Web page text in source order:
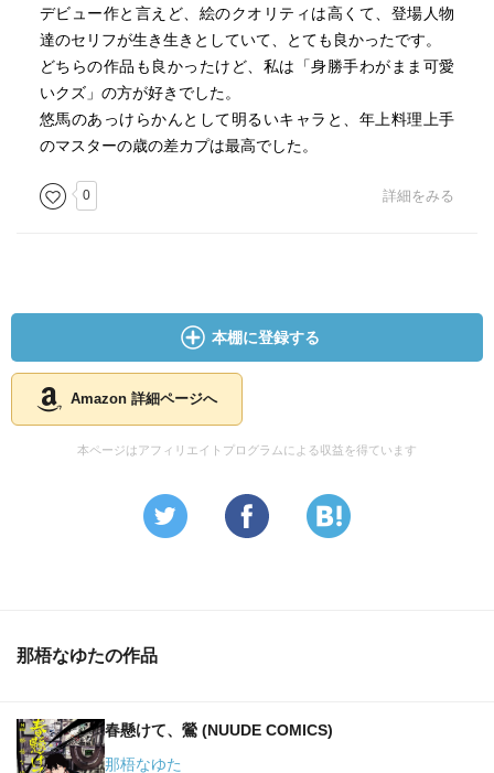
デビュー作と言えど、絵のクオリティは高くて、登場人物
達のセリフが生き生きとしていて、とても良かったです。
どちらの作品も良かったけど、私は「身勝手わがまま可愛
いクズ」の方が好きでした。
悠馬のあっけらかんとして明るいキャラと、年上料理上手
のマスターの歳の差カプは最高でした。
0 詳細をみる
本棚に登録する
Amazon 詳細ページへ
本ページはアフィリエイトプログラムによる収益を得ています
那梧なゆたの作品
春懸けて、鶯 (NUUDE COMICS)
那梧なゆた